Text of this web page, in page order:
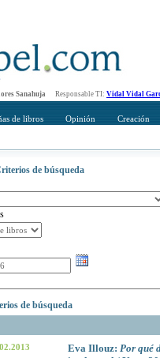
Sanahuja Responsable TI: Vidal Vidal
de libros Opinión Creación
de búsqueda
de búsqueda
Eva Illouz: Por qué